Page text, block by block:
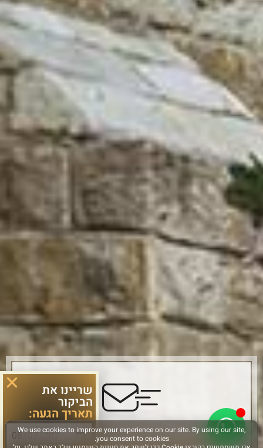
הירשמו והישארו מחוברים
שריינו את
הביקור
תאריך הגעה: